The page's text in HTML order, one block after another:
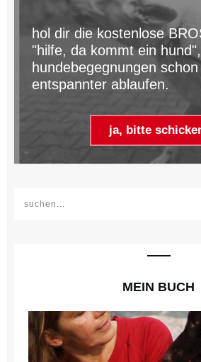
hol dir die kostenlose
"hilfe, da kommt ein
hundebegegnungen schon
entspannter ablaufen.
ja, bitte
MEIN BUCH